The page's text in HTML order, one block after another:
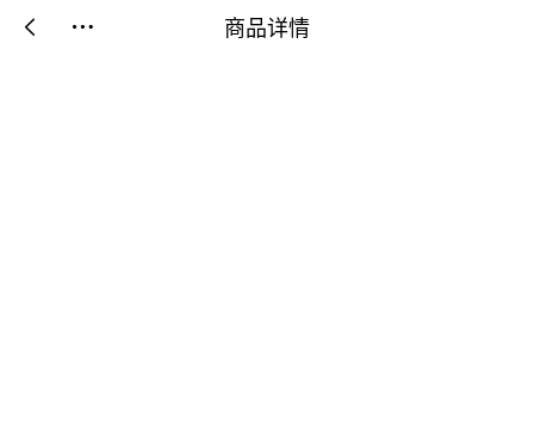
商品详情
 